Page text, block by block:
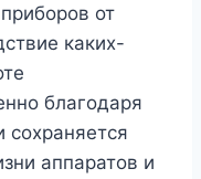
от
каких-
благодаря
сохраняется
аппаратов и